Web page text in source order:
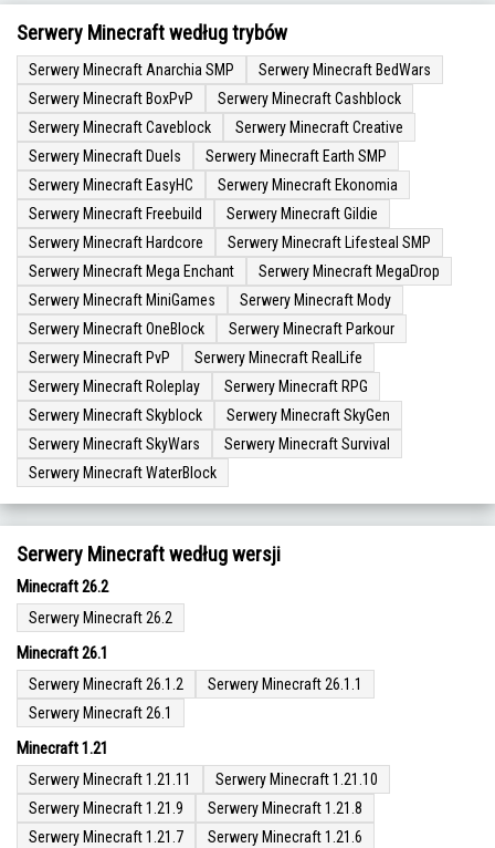
Serwery Minecraft według trybów
Serwery Minecraft Anarchia SMP
Serwery Minecraft BedWars
Serwery Minecraft BoxPvP
Serwery Minecraft Cashblock
Serwery Minecraft Caveblock
Serwery Minecraft Creative
Serwery Minecraft Duels
Serwery Minecraft Earth SMP
Serwery Minecraft EasyHC
Serwery Minecraft Ekonomia
Serwery Minecraft Freebuild
Serwery Minecraft Gildie
Serwery Minecraft Hardcore
Serwery Minecraft Lifesteal SMP
Serwery Minecraft Mega Enchant
Serwery Minecraft MegaDrop
Serwery Minecraft MiniGames
Serwery Minecraft Mody
Serwery Minecraft OneBlock
Serwery Minecraft Parkour
Serwery Minecraft PvP
Serwery Minecraft RealLife
Serwery Minecraft Roleplay
Serwery Minecraft RPG
Serwery Minecraft Skyblock
Serwery Minecraft SkyGen
Serwery Minecraft SkyWars
Serwery Minecraft Survival
Serwery Minecraft WaterBlock
Serwery Minecraft według wersji
Minecraft 26.2
Serwery Minecraft 26.2
Minecraft 26.1
Serwery Minecraft 26.1.2
Serwery Minecraft 26.1.1
Serwery Minecraft 26.1
Minecraft 1.21
Serwery Minecraft 1.21.11
Serwery Minecraft 1.21.10
Serwery Minecraft 1.21.9
Serwery Minecraft 1.21.8
Serwery Minecraft 1.21.7
Serwery Minecraft 1.21.6